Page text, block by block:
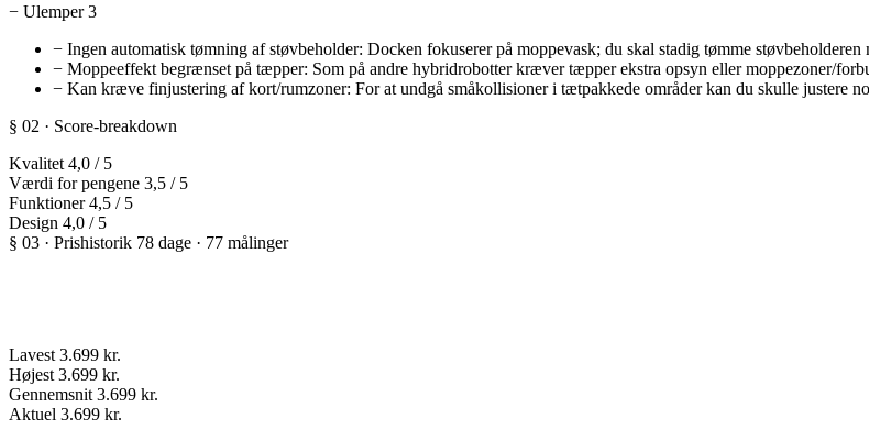
− Ulemper 3
− Ingen automatisk tømning af støvbeholder: Docken fokuserer på moppevask; du skal stadig tømme støvbeholderen
− Moppeeffekt begrænset på tæpper: Som på andre hybridrobotter kræver tæpper ekstra opsyn eller moppezoner/
− Kan kræve finjustering af kort/rumzoner: For at undgå småkollisioner i tætpakkede områder kan du skulle justere
§ 02 · Score-breakdown
Kvalitet 4,0 / 5
Værdi for pengene 3,5 / 5
Funktioner 4,5 / 5
Design 4,0 / 5
§ 03 · Prishistorik 78 dage · 77 målinger
Lavest 3.699 kr.
Højest 3.699 kr.
Gennemsnit 3.699 kr.
Aktuel 3.699 kr.